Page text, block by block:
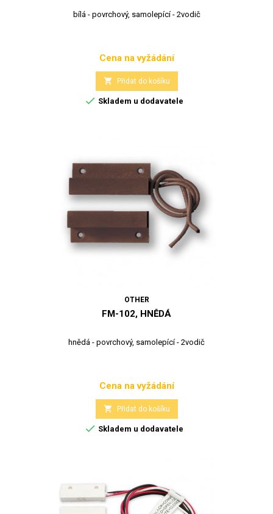
bílá - povrchový, samolepící - 2vodič
Cena
Cena na vyžádání
 Přidat do košíku
 Skladem u dodavatele
OTHER
FM-102, HNĚDÁ
hnědá - povrchový, samolepící - 2vodič
Cena
Cena na vyžádání
 Přidat do košíku
 Skladem u dodavatele